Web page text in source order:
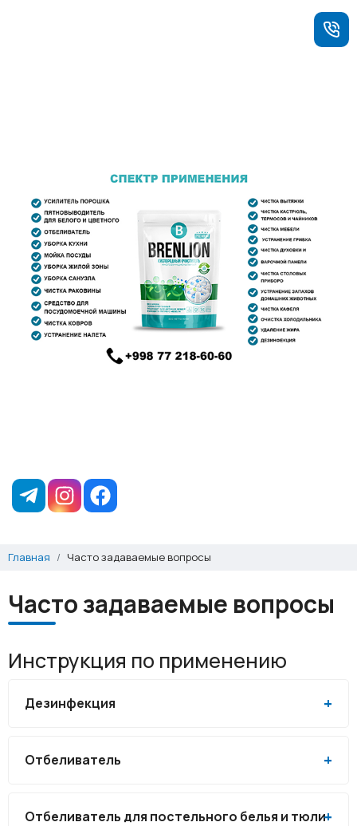
Главная Часто задаваемые вопросы
Часто задаваемые вопросы
Инструкция по применению
Дезинфекция
Отбеливатель
Отбеливатель для постельного белья и тюли